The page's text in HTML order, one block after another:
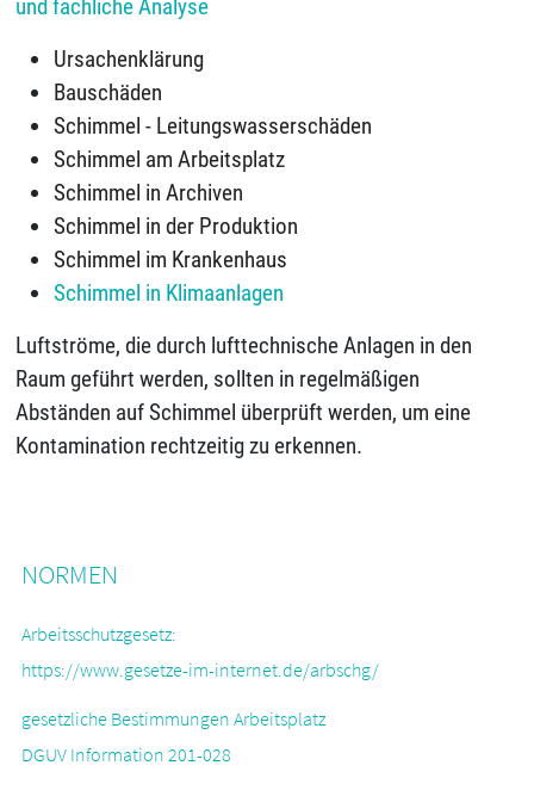
und fachliche Analyse
Ursachenklärung
Bauschäden
Schimmel - Leitungswasserschäden
Schimmel am Arbeitsplatz
Schimmel in Archiven
Schimmel in der Produktion
Schimmel im Krankenhaus
Schimmel in Klimaanlagen
Luftströme, die durch lufttechnische Anlagen in den
Raum geführt werden, sollten in regelmäßigen
Abständen auf Schimmel überprüft werden, um eine
Kontamination rechtzeitig zu erkennen.
NORMEN
Arbeitsschutzgesetz:
https://www.gesetze-im-internet.de/arbschg/
gesetzliche Bestimmungen Arbeitsplatz
DGUV Information 201-028